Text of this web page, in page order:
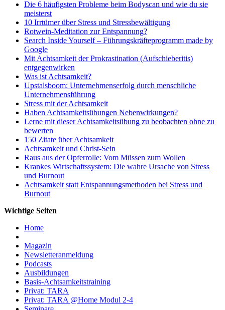
Die 6 häufigsten Probleme beim Bodyscan und wie du sie
meisterst
10 Irrtümer über Stress und Stressbewältigung
Rotwein-Meditation zur Entspannung?
Search Inside Yourself – Führungskräfteprogramm made by
Google
Mit Achtsamkeit der Prokrastination (Aufschieberitis)
entgegenwirken
Was ist Achtsamkeit?
Upstalsboom: Unternehmenserfolg durch menschliche
Unternehmensführung
Stress mit der Achtsamkeit
Haben Achtsamkeitsübungen Nebenwirkungen?
Lerne mit dieser Achtsamkeitsübung zu beobachten ohne zu
bewerten
150 Zitate über Achtsamkeit
Achtsamkeit und Christ-Sein
Raus aus der Opferrolle: Vom Müssen zum Wollen
Krankes Wirtschaftssystem: Die wahre Ursache von Stress
und Burnout
Achtsamkeit statt Entspannungsmethoden bei Stress und
Burnout
Wichtige Seiten
Home
Magazin
Newsletteranmeldung
Podcasts
Ausbildungen
Basis-Achtsamkeitstraining
Privat: TARA
Privat: TARA @Home Modul 2-4